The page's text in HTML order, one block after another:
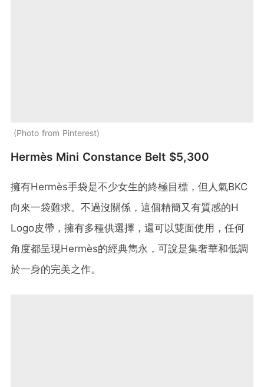
Photo from Pinterest
Hermès Mini Constance Belt $5,300
擁有Hermès手袋是不少女生的終極目標，但人氣BKC
向來一袋難求。不過沒關係，這個精簡又有質感的H
Logo皮帶，擁有多種供選擇，還可以雙面使用，任何
角度都呈現Hermès的經典雋永，可說是集奢華和低調
於一身的完美之作。